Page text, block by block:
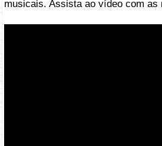
musicais. Assista ao vídeo com as